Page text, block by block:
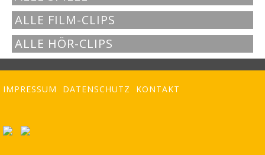
ALLE FILM-CLIPS
ALLE HÖR-CLIPS
IMPRESSUM DATENSCHUTZ KONTAKT